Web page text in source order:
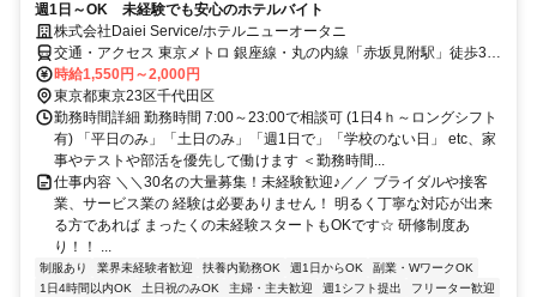
週1日～OK 未経験でも安心のホテルバイト
株式会社Daiei Service/ホテルニューオータニ
交通・アクセス 東京メトロ 銀座線・丸の内線「赤坂見附駅」徒歩3
分、東京メトロ 半蔵門・南北線「永田町駅」徒歩5分、東京メトロ 有
楽町線「麹町駅」徒歩6分、総武線・中央線「四ツ谷駅」徒歩8分
※「新宿駅」から5分・「東京駅」から10分
時給1,550円～2,000円
東京都東京23区千代田区
勤務時間詳細 勤務時間 7:00～23:00で相談可 (1日4ｈ～ロングシフト
有) 「平日のみ」「土日のみ」「週1日で」「学校のない日」 etc、家
事やテストや部活を優先して働けます ＜勤務時間...
仕事内容 ＼＼30名の大量募集！未経験歓迎♪／／ ブライダルや接客
業、サービス業の 経験は必要ありません！ 明るく丁寧な対応が出来
る方であれば まったくの未経験スタートもOKです☆ 研修制度あ
り！！ ...
制服あり 業界未経験者歓迎 扶養内勤務OK 週1日からOK
副業・WワークOK
1日4時間以内OK
土日祝のみOK 主婦・主夫歓迎 週1シフト提出
フリーター歓迎